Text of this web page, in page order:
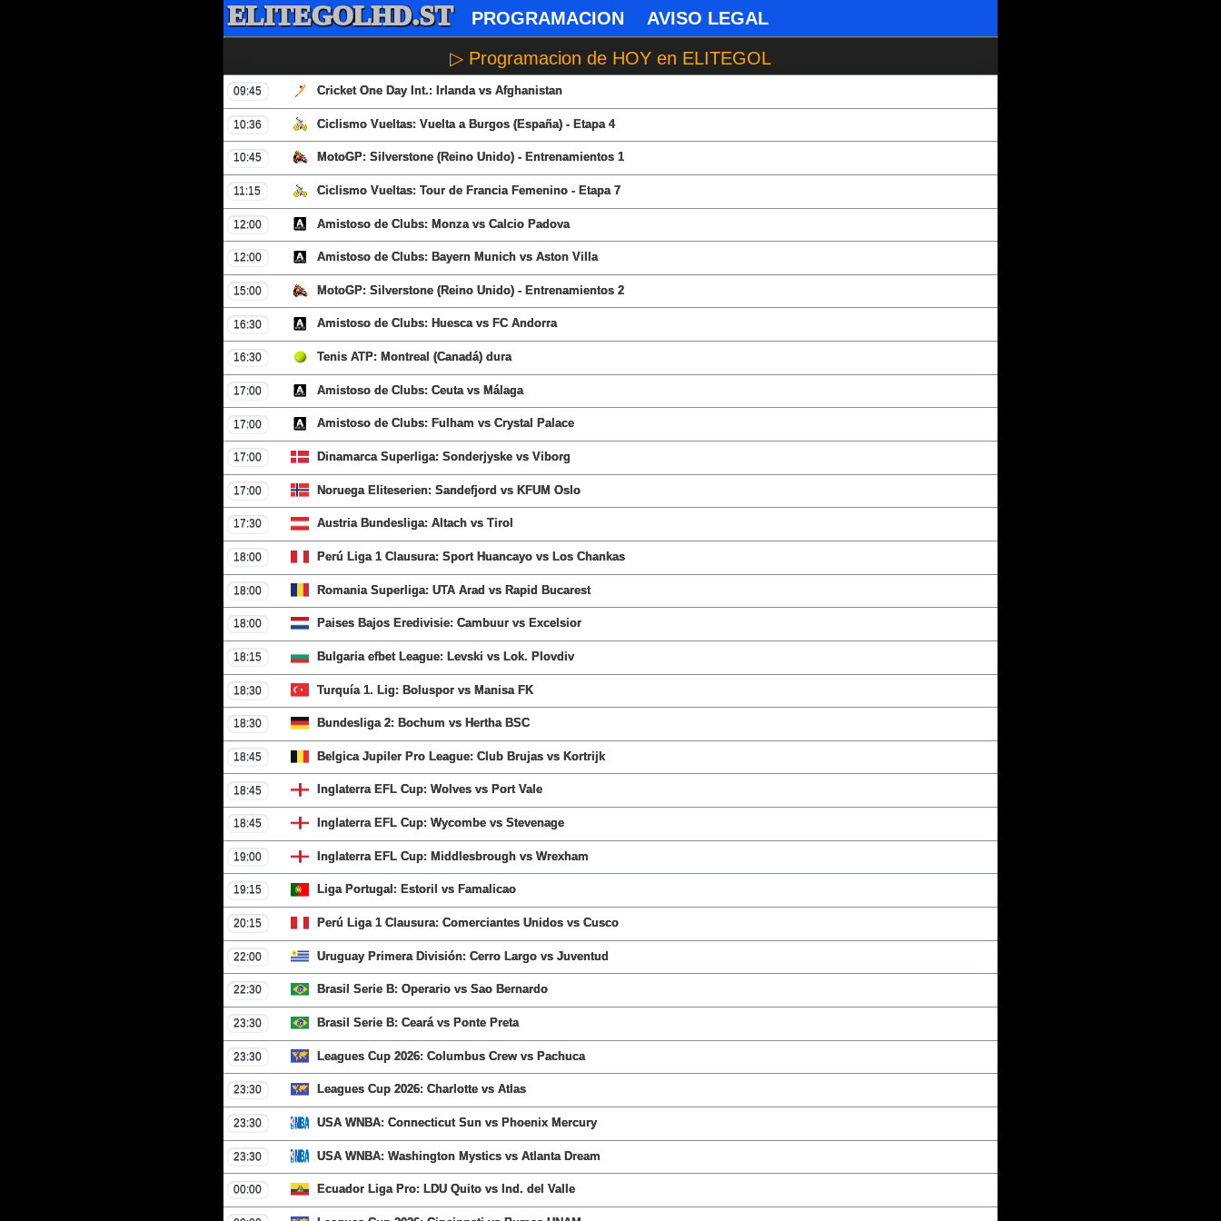
ELITEGOLHD.ST PROGRAMACION
AVISO LEGAL
▷ Programacion de HOY en ELITEGOL
Cricket One Day Int.: Irlanda vs Afghanistan
09:45
Ciclismo Vueltas: Vuelta a Burgos (España) - Etapa 4
10:36
MotoGP: Silverstone (Reino Unido) - Entrenamientos 1
10:45
Ciclismo Vueltas: Tour de Francia Femenino - Etapa 7
11:15
Amistoso de Clubs: Monza vs Calcio Padova
12:00
Amistoso de Clubs: Bayern Munich vs Aston Villa
12:00
MotoGP: Silverstone (Reino Unido) - Entrenamientos 2
15:00
Amistoso de Clubs: Huesca vs FC Andorra
16:30
Tenis ATP: Montreal (Canadá) dura
16:30
Amistoso de Clubs: Ceuta vs Málaga
17:00
Amistoso de Clubs: Fulham vs Crystal Palace
17:00
Dinamarca Superliga: Sonderjyske vs Viborg
17:00
Noruega Eliteserien: Sandefjord vs KFUM Oslo
17:00
Austria Bundesliga: Altach vs Tirol
17:30
Perú Liga 1 Clausura: Sport Huancayo vs Los Chankas
18:00
Romania Superliga: UTA Arad vs Rapid Bucarest
18:00
Paises Bajos Eredivisie: Cambuur vs Excelsior
18:00
Bulgaria efbet League: Levski vs Lok. Plovdiv
18:15
Turquía 1. Lig: Boluspor vs Manisa FK
18:30
Bundesliga 2: Bochum vs Hertha BSC
18:30
Belgica Jupiler Pro League: Club Brujas vs Kortrijk
18:45
Inglaterra EFL Cup: Wolves vs Port Vale
18:45
Inglaterra EFL Cup: Wycombe vs Stevenage
18:45
Inglaterra EFL Cup: Middlesbrough vs Wrexham
19:00
Liga Portugal: Estoril vs Famalicao
19:15
Perú Liga 1 Clausura: Comerciantes Unidos vs Cusco
20:15
Uruguay Primera División: Cerro Largo vs Juventud
22:00
Brasil Serie B: Operario vs Sao Bernardo
22:30
Brasil Serie B: Ceará vs Ponte Preta
23:30
Leagues Cup 2026: Columbus Crew vs Pachuca
23:30
Leagues Cup 2026: Charlotte vs Atlas
23:30
USA WNBA: Connecticut Sun vs Phoenix Mercury
23:30
USA WNBA: Washington Mystics vs Atlanta Dream
23:30
Ecuador Liga Pro: LDU Quito vs Ind. del Valle
00:00